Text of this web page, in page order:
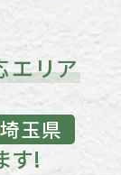
エリア
埼玉県
す!